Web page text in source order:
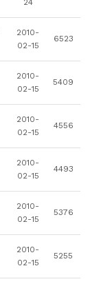
24
2010-
02-15
6523
2010-
02-15
5409
2010-
02-15
4556
2010-
02-15
4493
2010-
02-15
5376
2010-
02-15
5255